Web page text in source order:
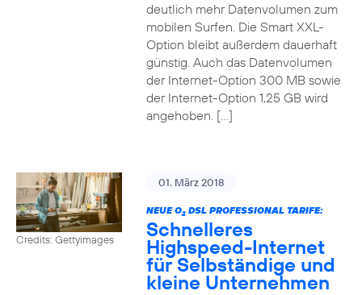
deutlich mehr Datenvolumen zum
mobilen Surfen. Die Smart XXL-
Option bleibt außerdem dauerhaft
günstig. Auch das Datenvolumen
der Internet-Option 300 MB sowie
der Internet-Option 1,25 GB wird
angehoben. […]
Credits: Gettyimages
01. März 2018
NEUE O2DSL PROFESSIONAL TARIFE:
Schnelleres
Highspeed-Internet
für Selbständige und
kleine Unternehmen